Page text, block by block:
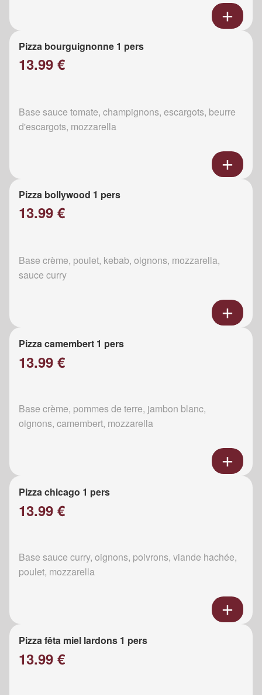
Pizza bourguignonne 1 pers
13.99 €
Base sauce tomate, champignons, escargots, beurre
d'escargots, mozzarella
Pizza bollywood 1 pers
13.99 €
Base crème, poulet, kebab, oignons, mozzarella,
sauce curry
Pizza camembert 1 pers
13.99 €
Base crème, pommes de terre, jambon blanc,
oignons, camembert, mozzarella
Pizza chicago 1 pers
13.99 €
Base sauce curry, oignons, poivrons, viande hachée,
poulet, mozzarella
Pizza fêta miel lardons 1 pers
13.99 €